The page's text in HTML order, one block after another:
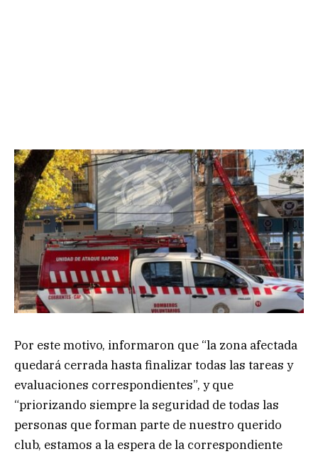
Por este motivo, informaron que “la zona afectada
quedará cerrada hasta finalizar todas las tareas y
evaluaciones correspondientes”, y que
“priorizando siempre la seguridad de todas las
personas que forman parte de nuestro querido
club, estamos a la espera de la correspondiente